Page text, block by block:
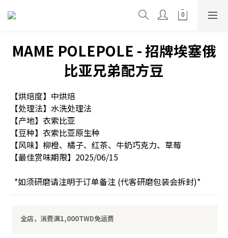
MAME POLEPOLE - 招牌埃塞俄
比亚兄弟配方豆
【烘焙度】中烘焙
【处理法】水洗处理法
【产地】衣索比亚
【豆种】衣索比亚原生种
【风味】柳橙、橘子、红茶、牛奶巧克力、草莓
【最佳赏味期限】2025/06/15
  *如须研磨请注明于订单备注 (代客研磨包装会拆封)*
全店，消费满1,000TWD免运费